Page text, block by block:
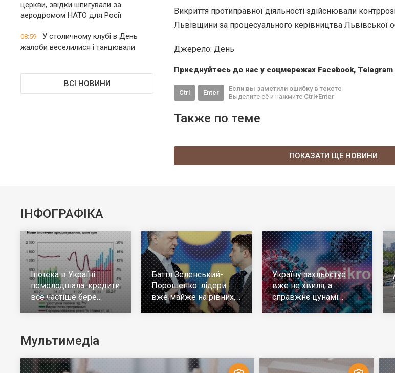
церкви, звідки шпигували за
аеродромом НАТО для Росії
08:59
У столичному клубі в День
жалоби веселилися і танцювали
ВСІ НОВИНИ
Викриття протиправної діяльності здійснювали
Львівщини за процесуального керівництва Львівської
Джерело: День
Приєднуйтесь до нас у соцмережах Facebook, Telegram
Ctrl Enter
Если вы заметили ошибку в тексте
Выделите её и нажмите Ctrl+Enter
Также по теме
ПОКАЗАТИ ЩЕ НОВИНИ
ІНФОГРАФІКА
Іпотека в Україні
помолодшала: кредити
все частіше бере
молодь до 30 років
Баттл Зеленський-
Порошенко: лідери
вже майже на рівних,
але багато тих, хто не
Україну захльостує
вже не хвиля, а
справжнє цунамі
ковіда. Що робити
Мультимедіа